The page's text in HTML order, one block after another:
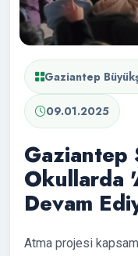
Gaziantep
09.01.2025
Gaziantep
Okullarda
Devam
Atma projesi